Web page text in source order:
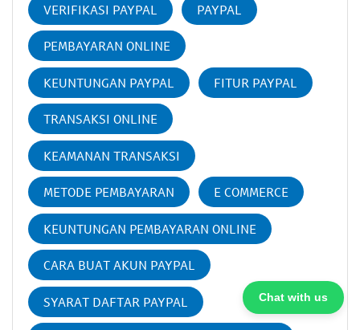
VERIFIKASI PAYPAL PAYPAL
PEMBAYARAN ONLINE
KEUNTUNGAN PAYPAL FITUR PAYPAL
TRANSAKSI ONLINE
KEAMANAN TRANSAKSI
METODE PEMBAYARAN E COMMERCE
KEUNTUNGAN PEMBAYARAN ONLINE
CARA BUAT AKUN PAYPAL
SYARAT DAFTAR PAYPAL Chat with us